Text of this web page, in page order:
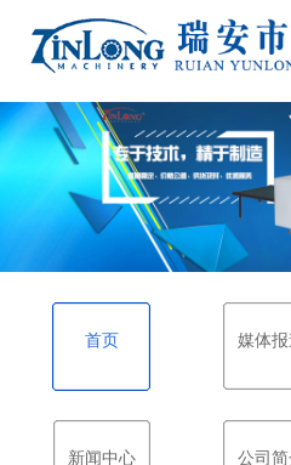
首页 媒体报
新闻中心 公司简